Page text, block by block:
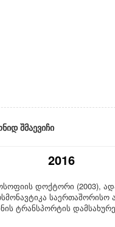
შმაევიჩი
2016
დოქტორი (2003),
საერთაშორისო
ტრანსპორტის